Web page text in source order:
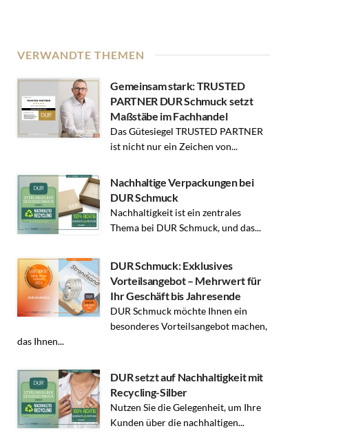
VERWANDTE THEMEN
Gemeinsam stark: TRUSTED
PARTNER DUR Schmuck setzt
Maßstäbe im Fachhandel
Das Gütesiegel TRUSTED PARTNER
ist nicht nur ein Zeichen von...
Nachhaltige Verpackungen bei
DUR Schmuck
Nachhaltigkeit ist ein zentrales
Thema bei DUR Schmuck, und das...
DUR Schmuck: Exklusives
Vorteilsangebot – Mehrwert für
Ihr Geschäft bis Jahresende
DUR Schmuck möchte Ihnen ein
besonderes Vorteilsangebot machen,
das Ihnen...
DUR setzt auf Nachhaltigkeit mit
Recycling-Silber
Nutzen Sie die Gelegenheit, um Ihre
Kunden über die nachhaltigen...